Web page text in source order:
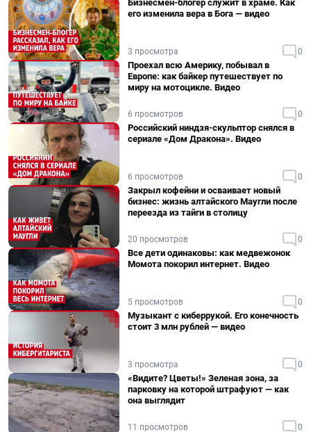
Бизнесмен-блогер служит в храме. Как
его изменила вера в Бога — видео
3 просмотра 0
Проехал всю Америку, побывал в
Европе: как байкер путешествует по
миру на мотоцикле. Видео
6 просмотров 0
Российский ниндзя-скульптор снялся в
сериале «Дом Дракона». Видео
6 просмотров 0
Закрыл кофейни и осваивает новый
бизнес: жизнь алтайского Маугли после
переезда из тайги в столицу
20 просмотров 0
Все дети одинаковы: как медвежонок
Момота покорил интернет. Видео
5 просмотров 0
Музыкант с киберрукой. Его конечность
стоит 3 млн рублей — видео
3 просмотра 0
«Видите? Цветы!» Зеленая зона, за
парковку на которой штрафуют — как
она выглядит
11 просмотров 0